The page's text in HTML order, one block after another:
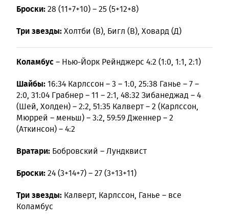
Броски:28 (11+7+10) – 25 (5+12+8)
Три звезды:Холтби (В), Бигл (В), Ховард (Д)
Коламбус– Нью-Йорк Рейнджерс 4:2 (1:0, 1:1, 2:1)
Шайбы:16:34 Карлссон – 3 – 1:0, 25:38 Ганье – 7 –
2:0, 31:04 Грабнер – 11 – 2:1, 48:32 Зибанеджад – 4
(Шей, Холден) – 2:2, 51:35 Калверт – 2 (Карлссон,
Мюррей – меньш) – 3:2, 59:59 Дженнер – 2
(Аткинсон) – 4:2
Вратари: Бобровский – Лундквист
Броски:24 (3+14+7) – 27 (3+13+11)
Три звезды: Калверт, Карлссон, Ганье – все
Коламбус